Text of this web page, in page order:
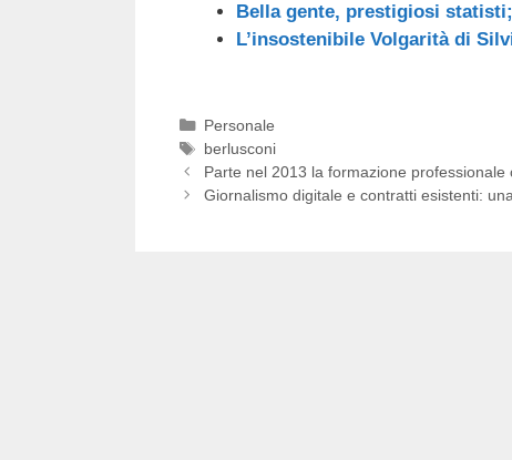
Bella gente, prestigiosi
L’insostenibile Volgarità di
Categorie
Personale
Tag
berlusconi
Parte nel 2013 la formazione
Giornalismo digitale e contratti esistenti: